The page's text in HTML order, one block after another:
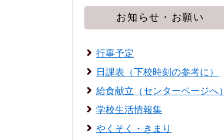
お知らせ・お願い
行事予定
日課表（下校時刻の参考に）
給食献立（センターページへ）
学校生活情報集
やくそく・きまり